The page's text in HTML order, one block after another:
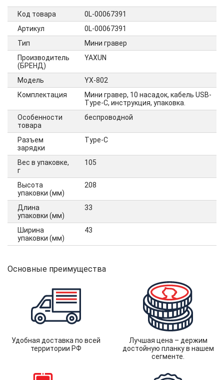
Код товара
0L-00067391
Артикул
0L-00067391
Тип
Мини гравер
Производитель
(БРЕНД)
YAXUN
Модель
YX-802
Комплектация
Мини гравер, 10 насадок, кабель USB-
Type-C, инструкция, упаковка.
Особенности
товара
беспроводной
Разъем
зарядки
Type-C
Вес в упаковке,
г
105
Высота
упаковки (мм)
208
Длина
упаковки (мм)
33
Ширина
упаковки (мм)
43
Основные преимущества
Удобная доставка по всей
территории РФ
Лучшая цена – держим
достойную планку в нашем
сегменте.